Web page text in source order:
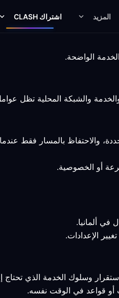
المزيد اشتراك CLASH
والاحتفاظ بالمسار فقط
أو الخصوصية.
وسلوك الخدمة الذي تحتاج
أو قواعد في الوقت نفسه.